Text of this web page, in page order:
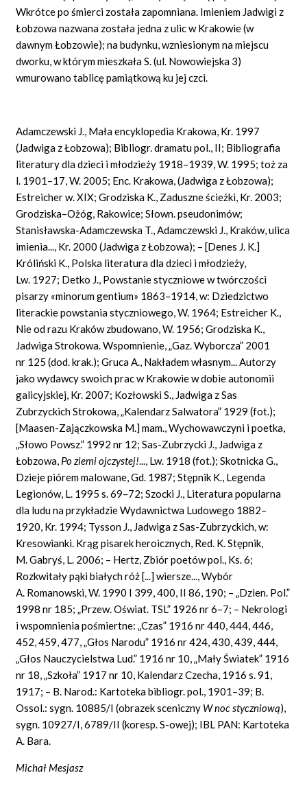
Wkrótce po śmierci została zapomniana. Imieniem Jadwigi z
Łobzowa nazwana została jedna z ulic w Krakowie (w
dawnym Łobzowie); na budynku, wzniesionym na miejscu
dworku, w którym mieszkała S. (ul. Nowowiejska 3)
wmurowano tablicę pamiątkową ku jej czci.
Adamczewski J., Mała encyklopedia Krakowa, Kr. 1997
(Jadwiga z Łobzowa); Bibliogr. dramatu pol., II; Bibliografia
literatury dla dzieci i młodzieży 1918–1939, W. 1995; toż za
l. 1901–17, W. 2005; Enc. Krakowa, (Jadwiga z Łobzowa);
Estreicher w. XIX; Grodziska K., Zaduszne ścieżki, Kr. 2003;
Grodziska–Ożóg, Rakowice; Słown. pseudonimów;
Stanisławska-Adamczewska T., Adamczewski J., Kraków, ulica
imienia..., Kr. 2000 (Jadwiga z Łobzowa); – [Denes J. K.]
Króliński K., Polska literatura dla dzieci i młodzieży,
Lw. 1927; Detko J., Powstanie styczniowe w twórczości
pisarzy «minorum gentium» 1863–1914, w: Dziedzictwo
literackie powstania styczniowego, W. 1964; Estreicher K.,
Nie od razu Kraków zbudowano, W. 1956; Grodziska K.,
Jadwiga Strokowa. Wspomnienie, „Gaz. Wyborcza” 2001
nr 125 (dod. krak.); Gruca A., Nakładem własnym... Autorzy
jako wydawcy swoich prac w Krakowie w dobie autonomii
galicyjskiej, Kr. 2007; Kozłowski S., Jadwiga z Sas
Zubrzyckich Strokowa, „Kalendarz Salwatora” 1929 (fot.);
[Maasen-Zajączkowska M.] mam., Wychowawczyni i poetka,
„Słowo Powsz.” 1992 nr 12; Sas-Zubrzycki J., Jadwiga z
Łobzowa, Po ziemi ojczystej!..., Lw. 1918 (fot.); Skotnicka G.,
Dzieje piórem malowane, Gd. 1987; Stępnik K., Legenda
Legionów, L. 1995 s. 69–72; Szocki J., Literatura popularna
dla ludu na przykładzie Wydawnictwa Ludowego 1882–
1920, Kr. 1994; Tysson J., Jadwiga z Sas-Zubrzyckich, w:
Kresowianki. Krąg pisarek heroicznych, Red. K. Stępnik,
M. Gabryś, L. 2006; – Hertz, Zbiór poetów pol., Ks. 6;
Rozkwitały pąki białych róż [...] wiersze...,Wybór
A. Romanowski, W. 1990 I 399, 400, II 86, 190; – „Dzien. Pol.”
1998 nr 185; „Przew. Oświat. TSL” 1926 nr 6–7; – Nekrologi
i wspomnienia pośmiertne: „Czas” 1916 nr 440, 444, 446,
452, 459, 477, „Głos Narodu” 1916 nr 424, 430, 439, 444,
„Głos Nauczycielstwa Lud.” 1916 nr 10, „Mały Światek” 1916
nr 18, „Szkoła” 1917 nr 10, Kalendarz Czecha, 1916 s. 91,
1917; – B. Narod.: Kartoteka bibliogr. pol., 1901–39; B.
Ossol.: sygn. 10885/I (obrazek sceniczny W noc styczniową),
sygn. 10927/I, 6789/II (koresp. S-owej); IBL PAN: Kartoteka
A. Bara.
Michał Mesjasz